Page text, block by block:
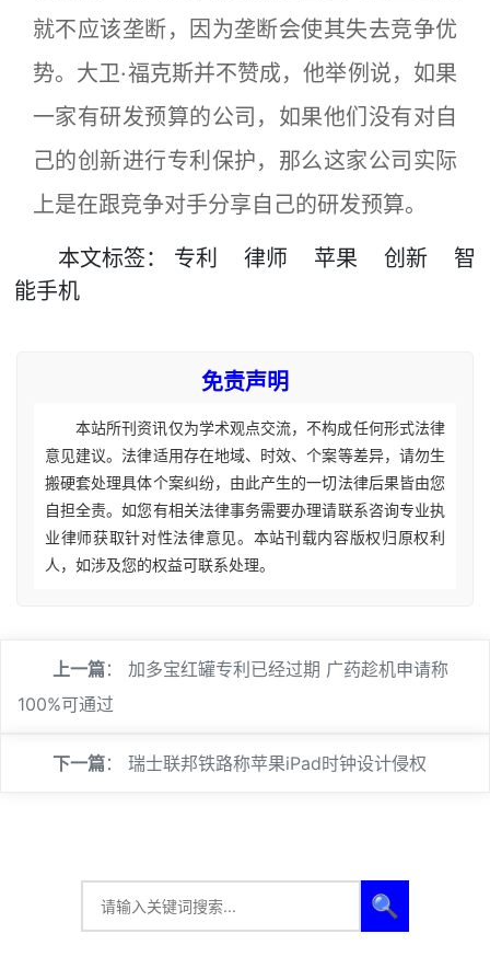
就不应该垄断，因为垄断会使其失去竞争优
势。大卫·福克斯并不赞成，他举例说，如果
一家有研发预算的公司，如果他们没有对自
己的创新进行专利保护，那么这家公司实际
上是在跟竞争对手分享自己的研发预算。
本文标签： 专利 律师 苹果 创新
智
能手机
免责声明
本站所刊资讯仅为学术观点交流，不构成任何形式法律
意见建议。法律适用存在地域、时效、个案等差异，请勿生
搬硬套处理具体个案纠纷，由此产生的一切法律后果皆由您
自担全责。如您有相关法律事务需要办理请联系咨询专业执
业律师获取针对性法律意见。本站刊载内容版权归原权利
人，如涉及您的权益可联系处理。
上一篇： 加多宝红罐专利已经过期 广药趁机申请称
100%可通过
下一篇： 瑞士联邦铁路称苹果iPad时钟设计侵权
🔍